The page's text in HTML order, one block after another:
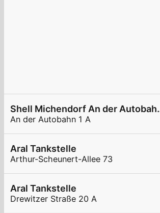
Shell
An der Autobahn 1 A
Aral Tankstelle
Arthur-Scheunert-Allee 73
Aral Tankstelle
Drewitzer Straße 20 A